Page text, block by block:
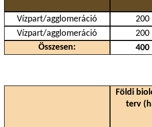
Vízpart/agglomeráció
200
Vízpart/agglomeráció
200
Összesen:
400
Földi
terv